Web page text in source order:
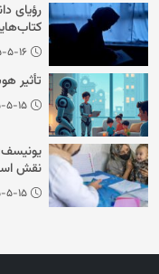
رؤیای
تأثیر
نقش